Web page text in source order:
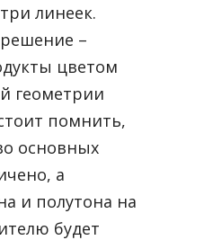
линеек.
–
цветом
геометрии
помнить,
основных
а
и полутона на
будет